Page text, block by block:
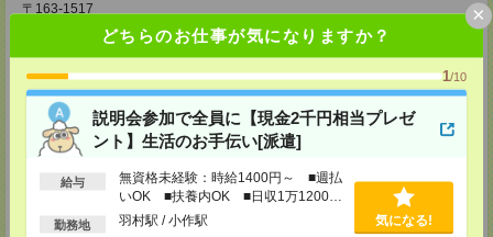
どちらのお仕事が気になりますか？
1/10
説明会参加で全員に【現金2千円相当プレゼ
ント】生活のお手伝い[派遣]
給与
無資格未経験：時給1400円～ ■週払
いOK ■扶養内OK ■日収1万1200円
以上
勤務地 羽村駅 / 小作駅 気になる!
×
〒163-1517
東京都新宿区西新宿 1-6-1 新宿エルタワー 17F
TEL：0120-659-458
MAIL：CS_SHINJUKU@manpowergroup.jp
担当：採用担当
CS立川支店
〒190-0012
東京都立川市曙町2-34-7 ファーレイーストビル 8F
MAIL：CS_TACHIKAWA@manpowergroup.jp
CS横浜支店